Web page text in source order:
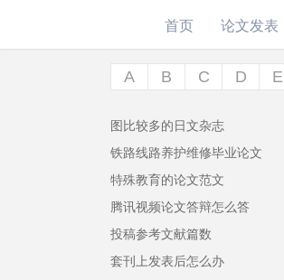
首页 论文发表
A B C D E
图比较多的日文杂志
铁路线路养护维修毕业论文
特殊教育的论文范文
腾讯视频论文答辩怎么答
投稿参考文献篇数
套刊上发表后怎么办